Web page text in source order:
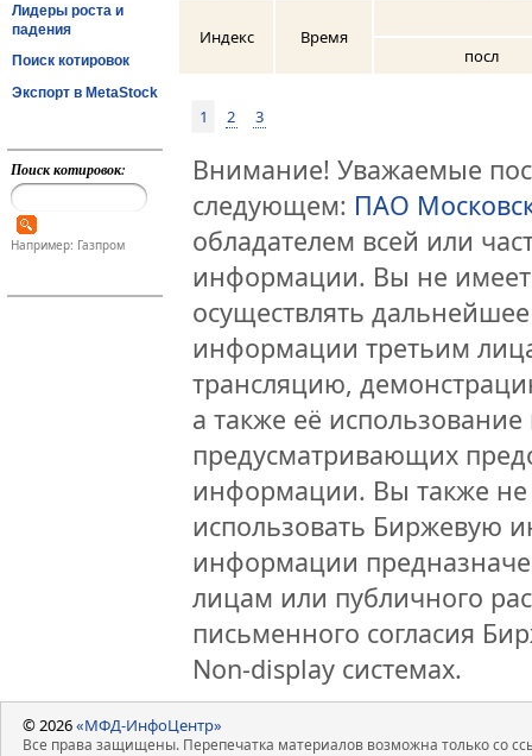
Лидеры роста и
падения
Поиск котировок
Экспорт в MetaStock
Поиск котировок:
Например: Газпром
Индекс
Время
посл
1 2 3
Внимание! Уважаемые
следующем: ПАО
обладателем всей или
информации. Вы не
осуществлять
информации третьим
трансляцию,
а также её
предусматривающих
информации. Вы также не
использовать Биржевую
информации
лицам или публичного
письменного согласия
Non-display системах.
© 2026«МФД-ИнфоЦентр»
Все права защищены. Перепечатка материалов возможна только со